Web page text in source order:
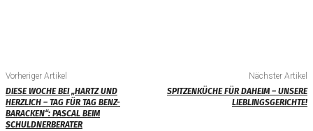
Vorheriger Artikel
DIESE WOCHE BEI „HARTZ UND
HERZLICH – TAG FÜR TAG BENZ-
BARACKEN“: PASCAL BEIM
SCHULDNERBERATER
Nächster Artikel
SPITZENKÜCHE FÜR DAHEIM – UNSERE
LIEBLINGSGERICHTE!